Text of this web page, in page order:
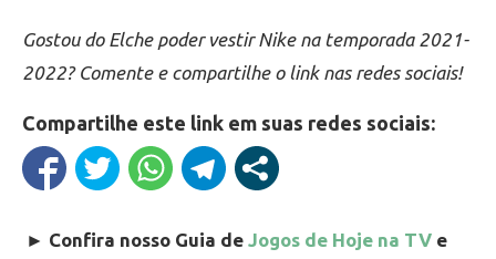
Gostou do Elche poder vestir Nike na temporada 2021-
2022? Comente e compartilhe o link nas redes sociais!
Compartilhe este link em suas redes sociais:
► Confira nosso Guia de Jogos de Hoje na TV e